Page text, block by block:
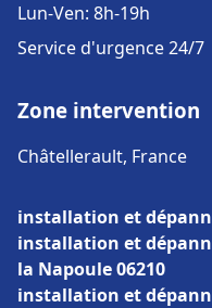
Lun-Ven: 8h-19h
Service d'urgence 24/7
Zone intervention
Châtellerault, France
installation et
installation et
la Napoule 06210
installation et